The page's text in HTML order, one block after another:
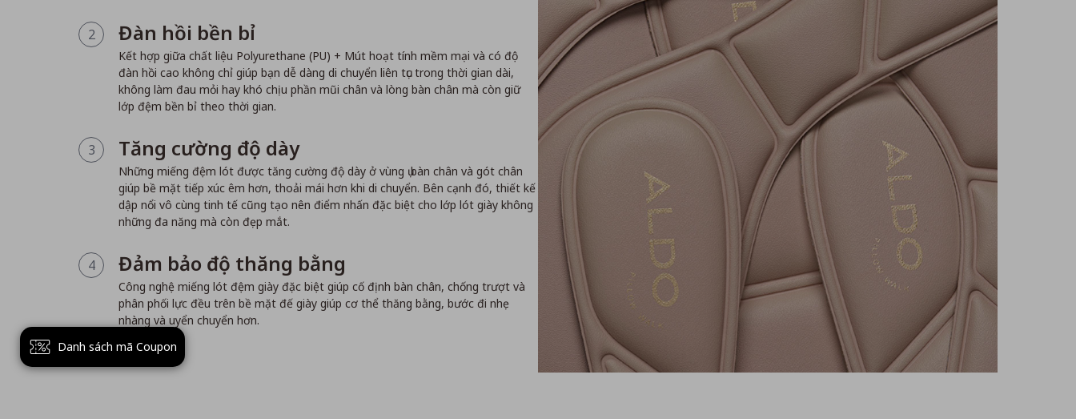
2 Đàn hồi bền bỉ
Kết hợp giữa chất liệu Polyurethane (PU) + Mút hoạt tính mềm mại và có độ
đàn hồi cao không chỉ giúp bạn dễ dàng di chuyển liên tục trong thời gian dài,
không làm đau mỏi hay khó chịu phần mũi chân và lòng bàn chân mà còn giữ
lớp đệm bền bỉ theo thời gian.
3 Tăng cường độ dày
Những miếng đệm lót được tăng cường độ dày ở vùng ụ bàn chân và gót chân
giúp bề mặt tiếp xúc êm hơn, thoải mái hơn khi di chuyển. Bên cạnh đó, thiết kế
dập nổi vô cùng tinh tế cũng tạo nên điểm nhấn đặc biệt cho lớp lót giày không
những đa năng mà còn đẹp mắt.
4 Đảm bảo độ thăng bằng
Công nghệ miếng lót đệm giày đặc biệt giúp cố định bàn chân, chống trượt và
phân phối lực đều trên bề mặt đế giày giúp cơ thể thăng bằng, bước đi nhẹ
nhàng và uyển chuyển hơn.
Danh sách mã Coupon